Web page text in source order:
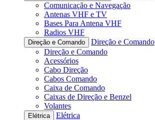
Comunicação e Navegação
Antenas VHF e TV
Bases Para Antena VHF
Radios VHF
Direção e Comando
Direção e Comando
Direção e Comando
Acessórios
Cabo Direção
Cabos Comando
Caixa de Comando
Caixas de Direção e Benzel
Volantes
Elétrica
Elétrica